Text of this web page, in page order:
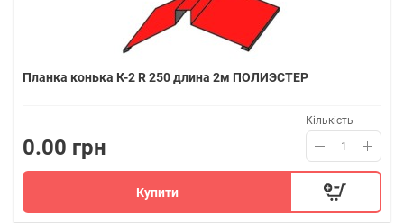
Планка конька К-2 R 250 длина 2м ПОЛИЭСТЕР
0.00 грн
Кількість
Купити